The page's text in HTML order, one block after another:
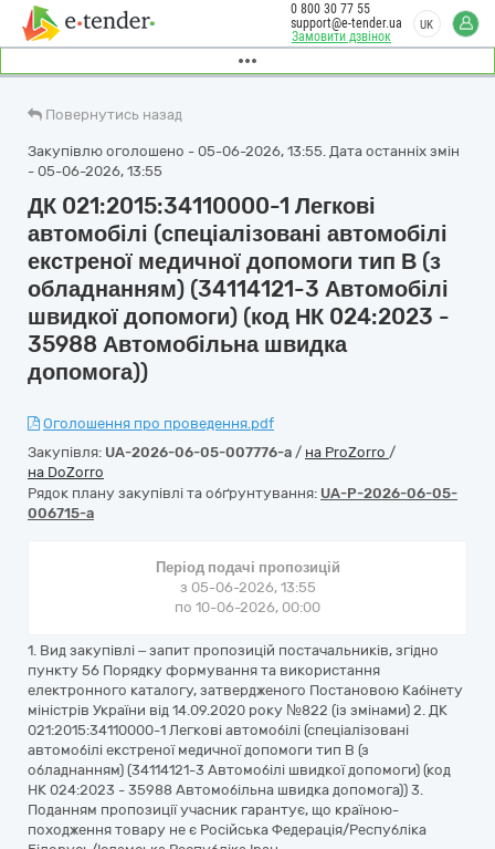
Замовити дзвінок
0 800 30 77 55
support@e-tender.ua
UK
Повернутись назад
Закупівлю оголошено - 05-06-2026, 13:55. Дата останніх змін
- 05-06-2026, 13:55
ДК 021:2015:34110000-1 Легкові
автомобілі (спеціалізовані автомобілі
екстреної медичної допомоги тип В (з
обладнанням) (34114121-3 Автомобілі
швидкої допомоги) (код НК 024:2023 -
35988 Автомобільна швидка
допомога))
Оголошення про проведення.pdf
Закупівля: UA-2026-06-05-007776-a / на ProZorro /
на DoZorro
Рядок плану закупівлі та обґрунтування: UA-P-2026-06-05-
006715-a
Період подачі пропозицій
з 05-06-2026, 13:55
по 10-06-2026, 00:00
1. Вид закупівлі – запит пропозицій постачальників, згідно
пункту 56 Порядку формування та використання
електронного каталогу, затвердженого Постановою Кабінету
міністрів України від 14.09.2020 року №822 (із змінами) 2. ДК
021:2015:34110000-1 Легкові автомобілі (спеціалізовані
автомобілі екстреної медичної допомоги тип В (з
обладнанням) (34114121-3 Автомобілі швидкої допомоги) (код
НК 024:2023 - 35988 Автомобільна швидка допомога)) 3.
Поданням пропозиції учасник гарантує, що країною-
походження товару не є Російська Федерація/Республіка